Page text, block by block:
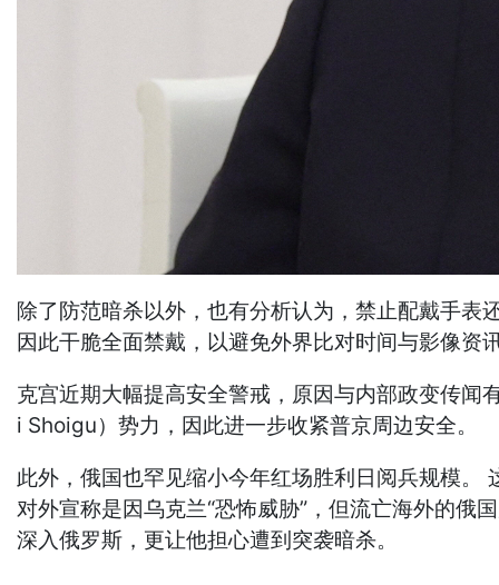
除了防范暗杀以外，也有分析认为，禁止配戴手表
因此干脆全面禁戴，以避免外界比对时间与影像资
克宫近期大幅提高安全警戒，原因与内部政变传
i Shoigu）势力，因此进一步收紧普京周边安全。
此外，俄国也罕见缩小今年红场胜利日阅兵规模
对外宣称是因乌克兰“恐怖威胁”，但流亡海外的
深入俄罗斯，更让他担心遭到突袭暗杀。